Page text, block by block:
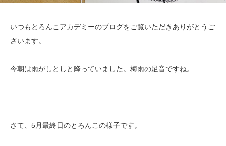
いつもとろんこアカデミーのブログをご覧いただきありがとうご
ざいます。
今朝は雨がしとしと降っていました。梅雨の足音ですね。
さて、5月最終日のとろんこの様子です。